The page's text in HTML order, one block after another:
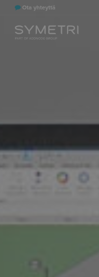
Ota yhteyttä